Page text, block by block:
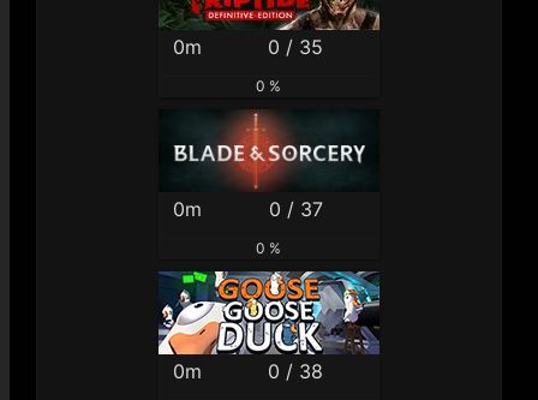
0m 0 / 35
0 %
0m 0 / 37
0 %
0m 0 / 38